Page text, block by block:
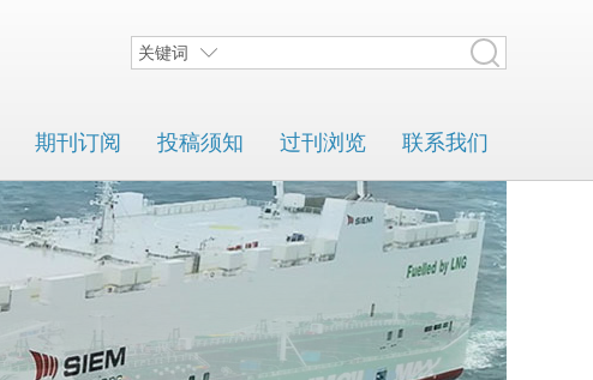
期刊订阅 投稿须知 过刊浏览 联系我们
关键词